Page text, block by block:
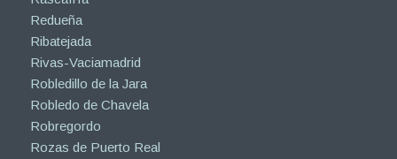
Redueña
Ribatejada
Rivas-Vaciamadrid
Robledillo de la Jara
Robledo de Chavela
Robregordo
Rozas de Puerto Real